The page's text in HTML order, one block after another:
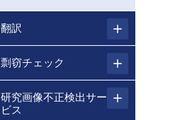
翻訳
剽窃チェック
研究画像不正検出サー
ビス